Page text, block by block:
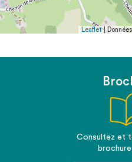
Leaflet|
Consultez et